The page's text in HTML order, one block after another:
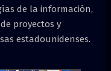
de la información,
proyectos y
estadounidenses.